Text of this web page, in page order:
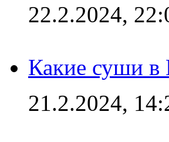
22.2.2024,
Какие суши в
21.2.2024,